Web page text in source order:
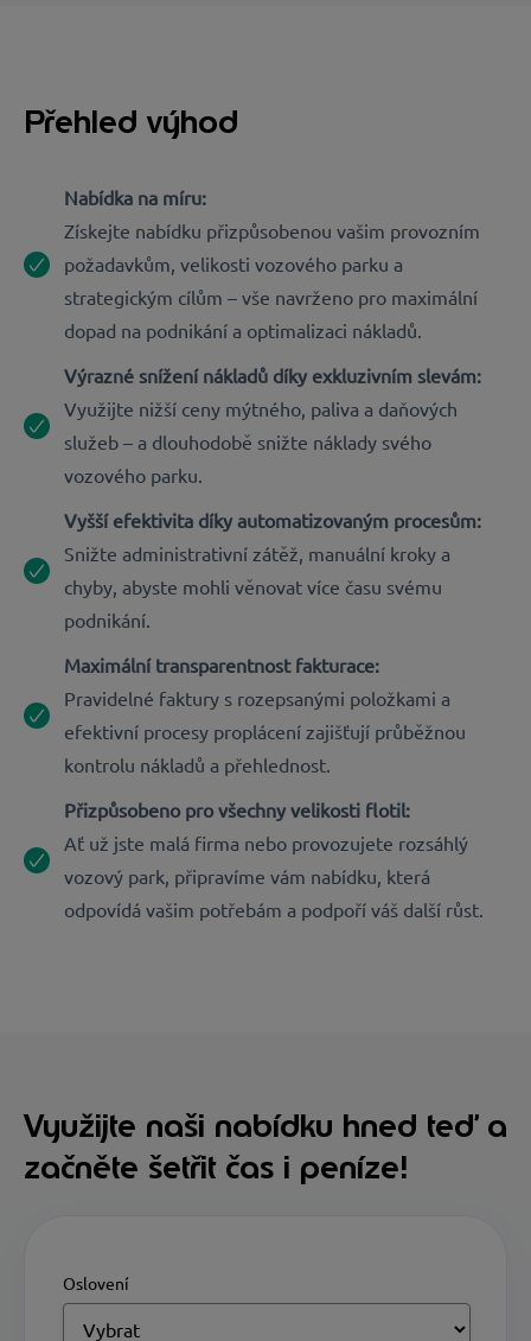
Přehled výhod
Nabídka na míru:
Získejte nabídku přizpůsobenou vašim provozním
požadavkům, velikosti vozového parku a
strategickým cílům – vše navrženo pro maximální
dopad na podnikání a optimalizaci nákladů.
Výrazné snížení nákladů díky exkluzivním slevám:
Využijte nižší ceny mýtného, paliva a daňových
služeb – a dlouhodobě snižte náklady svého
vozového parku.
Vyšší efektivita díky automatizovaným procesům:
Snižte administrativní zátěž, manuální kroky a
chyby, abyste mohli věnovat více času svému
podnikání.
Maximální transparentnost fakturace:
Pravidelné faktury s rozepsanými položkami a
efektivní procesy proplácení zajišťují průběžnou
kontrolu nákladů a přehlednost.
Přizpůsobeno pro všechny velikosti flotil:
Ať už jste malá firma nebo provozujete rozsáhlý
vozový park, připravíme vám nabídku, která
odpovídá vašim potřebám a podpoří váš další růst.
Využijte naši nabídku hned teď a
začněte šetřit čas i peníze!
Oslovení